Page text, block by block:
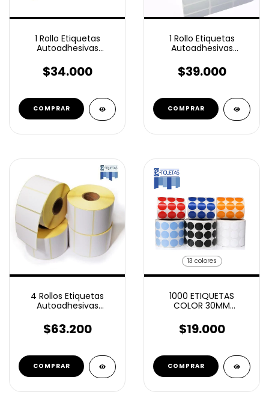
1 Rollo Etiquetas
Autoadhesivas
12mil 4 Bandas
$34.000
1 Rollo Etiquetas
Autoadhesivas
10500 unidades
$39.000
4 Rollos Etiquetas
Autoadhesivas
Mm 1500 C/u
$63.200
13 colores
1000 ETIQUETAS
COLOR 30MM
AUTOADHESIVOS
$19.000
COMPRAR